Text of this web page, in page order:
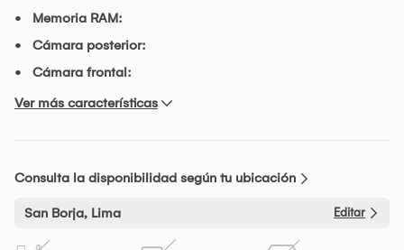
Memoria RAM:
Cámara posterior:
Cámara frontal:
Ver más características
Consulta la disponibilidad según tu ubicación
San Borja, Lima Editar